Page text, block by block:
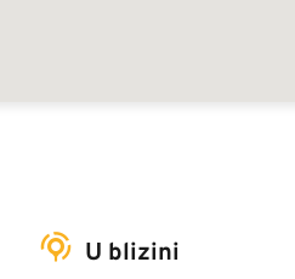
U blizini